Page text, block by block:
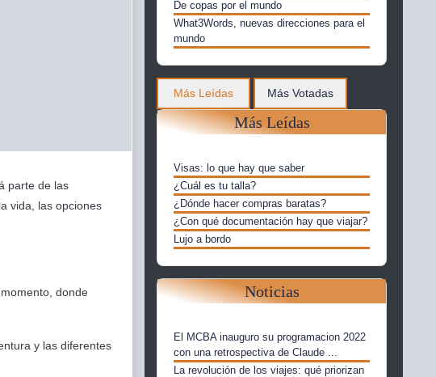
parte de las
vida, las opciones
donde
y las diferentes
De copas por el mundo
What3Words, nuevas direcciones para el
mundo
Más Leídas Más Votadas
Más Leídas
Visas: lo que hay que saber
¿Cuál es tu talla?
¿Dónde hacer compras baratas?
¿Con qué documentación hay que viajar?
Lujo a bordo
Noticias
El MCBA inauguro su programacion 2022
con una retrospectiva de Claude ...
La revolución de los viajes: qué priorizan